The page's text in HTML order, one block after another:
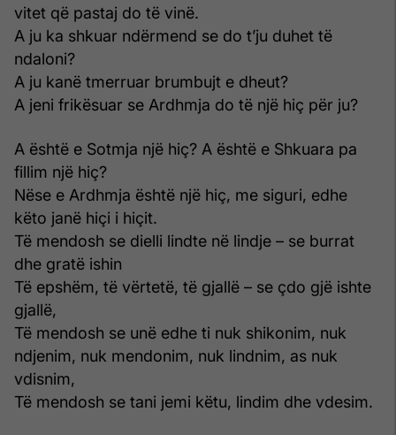
vitet që pastaj do të vinë.
A ju ka shkuar ndërmend se do t’ju duhet të
ndaloni?
A ju kanë tmerruar brumbujt e dheut?
A jeni frikësuar se Ardhmja do të një hiç për ju?
A është e Sotmja një hiç? A është e Shkuara pa
fillim një hiç?
Nëse e Ardhmja është një hiç, me siguri, edhe
këto janë hiçi i hiçit.
Të mendosh se dielli lindte në lindje – se burrat
dhe gratë ishin
Të epshëm, të vërtetë, të gjallë – se çdo gjë ishte
gjallë,
Të mendosh se unë edhe ti nuk shikonim, nuk
ndjenim, nuk mendonim, nuk lindnim, as nuk
vdisnim,
Të mendosh se tani jemi këtu, lindim dhe vdesim.